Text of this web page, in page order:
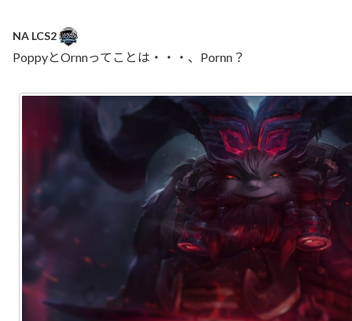
NA LCS2
PoppyとOrnnってことは・・・、Pornn？